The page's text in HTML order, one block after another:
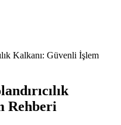
Kalkanı: Güvenli İşlem
Rehberi